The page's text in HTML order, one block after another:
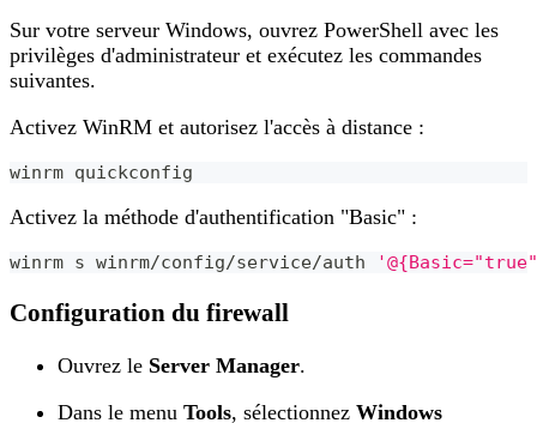
Sur votre serveur Windows, ouvrez PowerShell avec les
privilèges d'administrateur et exécutez les commandes
suivantes.
Activez WinRM et autorisez l'accès à distance :
winrm quickconfig
Activez la méthode d'authentification "Basic" :
winrm s winrm/config/service/auth
Configuration du firewall
Ouvrez le Server Manager.
Dans le menu Tools, sélectionnez Windows